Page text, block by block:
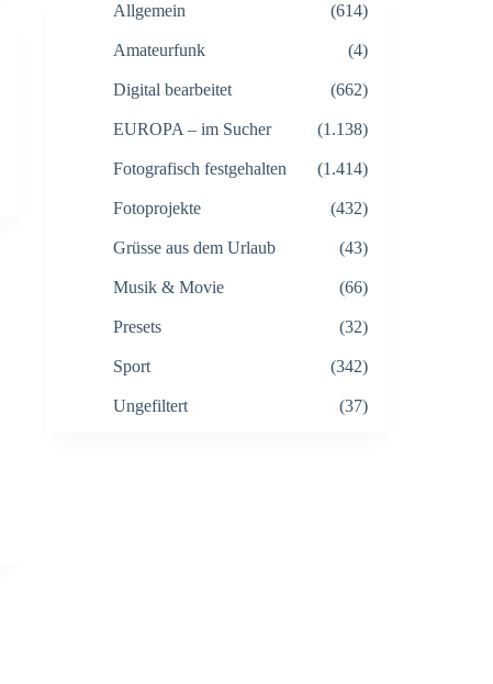
Allgemein (614)
Amateurfunk (4)
Digital bearbeitet (662)
EUROPA – im Sucher (1.138)
Fotografisch festgehalten (1.414)
Fotoprojekte (432)
Grüsse aus dem Urlaub (43)
Musik & Movie (66)
Presets (32)
Sport (342)
Ungefiltert (37)